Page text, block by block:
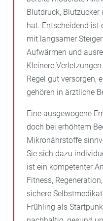
Blutdruck,
hat. Entscheidend ist
mit langsamer
Aufwärmen und
Kleinere
Regel gut versorgen,
gehören in ärztliche
Eine ausgewogene
doch bei erhöhtem
Mikronährstoffe
Sie sich dazu
ist ein kompetenter
Fitness,
sichere
Frühling als